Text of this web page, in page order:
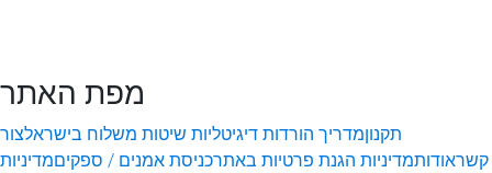
מפת האתר
תקנוןמדריך הורדות דיגיטליות שיטות משלוח בישראלצור
קשראודותמדיניות הגנת פרטיות באתרכניסת אמנים / ספקיםמדיניות